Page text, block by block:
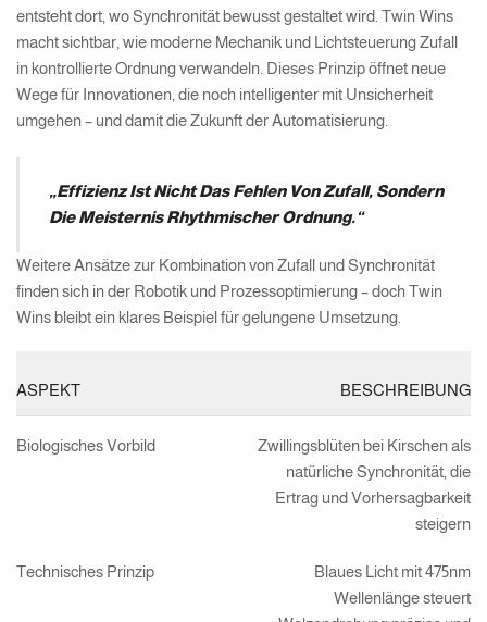
entsteht dort, wo Synchronität bewusst gestaltet wird. Twin Wins
macht sichtbar, wie moderne Mechanik und Lichtsteuerung Zufall
in kontrollierte Ordnung verwandeln. Dieses Prinzip öffnet neue
Wege für Innovationen, die noch intelligenter mit Unsicherheit
umgehen – und damit die Zukunft der Automatisierung.
„Effizienz Ist Nicht Das Fehlen Von Zufall, Sondern
Die Meisternis Rhythmischer Ordnung.“
Weitere Ansätze zur Kombination von Zufall und Synchronität
finden sich in der Robotik und Prozessoptimierung – doch Twin
Wins bleibt ein klares Beispiel für gelungene Umsetzung.
ASPEKT BESCHREIBUNG
Biologisches Vorbild
Zwillingsblüten bei Kirschen als
natürliche Synchronität, die
Ertrag und Vorhersagbarkeit
steigern
Technisches Prinzip
Blaues Licht mit 475nm
Wellenlänge steuert